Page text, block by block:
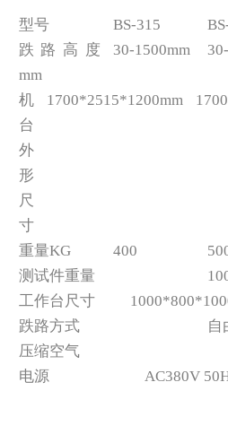
型号 BS-315
跌路高度
mm
30-1500mm
机
台
外
形
尺
寸
1700*2515*1200mm
重量KG 400
测试件重量
工作台尺寸
跌路方式
自
压缩空气
电源
AC380V